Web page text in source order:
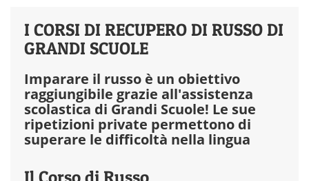
I CORSI DI RECUPERO DI RUSSO DI
GRANDI SCUOLE
Imparare il russo è un obiettivo
raggiungibile grazie all'assistenza
scolastica di Grandi Scuole! Le sue
ripetizioni private permettono di
superare le difficoltà nella lingua